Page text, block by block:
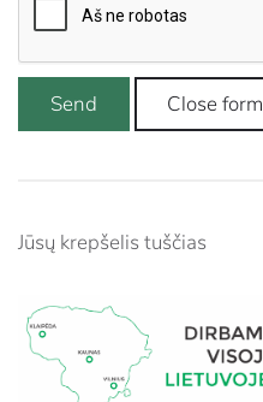
Send Close form
Jūsų krepšelis tuščias